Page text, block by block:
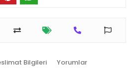
Bilgileri Yorumlar